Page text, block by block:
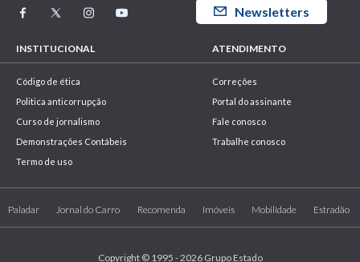
INSTITUCIONAL
Código de ética
Politica anticorrupção
Curso de jornalismo
Demonstrações Contábeis
Termo de uso
ATENDIMENTO
Correções
Portal do assinante
Fale conosco
Trabalhe conosco
Newsletters
Paladar Jornal do Carro Recomenda Imóveis Mobilidade Estradão
Copyright © 1995 - 2026 Grupo Estado